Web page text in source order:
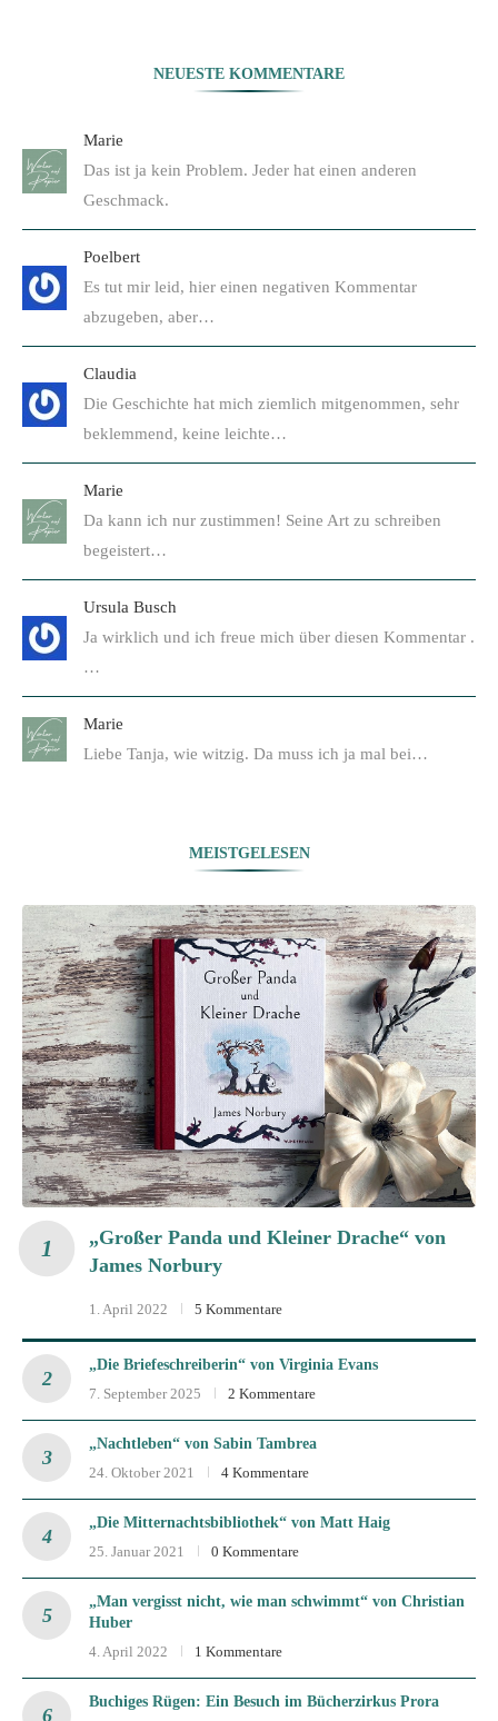
NEUESTE KOMMENTARE
Marie
Das ist ja kein Problem. Jeder hat einen anderen
Geschmack.
Poelbert
Es tut mir leid, hier einen negativen Kommentar
abzugeben, aber…
Claudia
Die Geschichte hat mich ziemlich mitgenommen, sehr
beklemmend, keine leichte…
Marie
Da kann ich nur zustimmen! Seine Art zu schreiben
begeistert…
Ursula Busch
Ja wirklich und ich freue mich über diesen Kommentar .
…
Marie
Liebe Tanja, wie witzig. Da muss ich ja mal bei…
MEISTGELESEN
„Großer Panda und Kleiner Drache“ von
James Norbury
1. April 2022 5 Kommentare
„Die Briefeschreiberin“ von Virginia Evans
7. September 2025
2 Kommentare
„Nachtleben“ von Sabin Tambrea
24. Oktober 2021
4 Kommentare
„Die Mitternachtsbibliothek“ von Matt Haig
25. Januar 2021
0 Kommentare
„Man vergisst nicht, wie man schwimmt“ von Christian
Huber
4. April 2022
1 Kommentare
Buchiges Rügen: Ein Besuch im Bücherzirkus Prora